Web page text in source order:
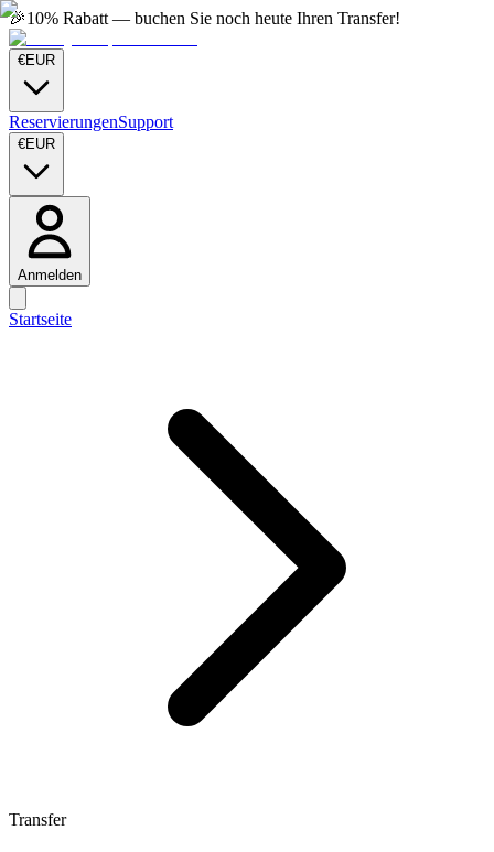
🎉10% Rabatt — buchen Sie noch heute Ihren Transfer!
€EUR
ReservierungenSupport
€EUR
Anmelden
Startseite
Transfer